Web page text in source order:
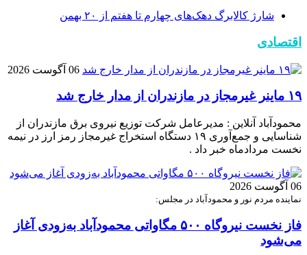
شارژ کالابرگ دهک‌های چهارم تا هفتم از ۲۰ بهمن
اقتصادی
06 آگوست 2026
۱۹ ماینر غیرمجاز در مازندران از مدار خارج شد
محمودآباد آنلاین : مدیرعامل شرکت توزیع نیروی برق مازندران از
شناسایی و جمع‌آوری ۱۹ دستگاه استخراج غیرمجاز رمز ارز در نیمه
نخست مردادماه خبر داد .
06 آگوست 2026
نماینده مردم نور و محمودآباد در مجلس:
فاز نخست نیروگاه ۵۰۰ مگاواتی محمودآباد به‌زودی آغاز
می‌شود